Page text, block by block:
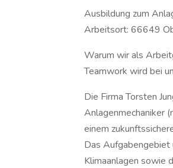
Ausbildung zum
Arbeitsort: 66649
Warum wir als
Teamwork wird bei
Die Firma Torsten
Anlagenmechaniker
einem
Das Aufgabengebiet
Klimaanlagen sowie